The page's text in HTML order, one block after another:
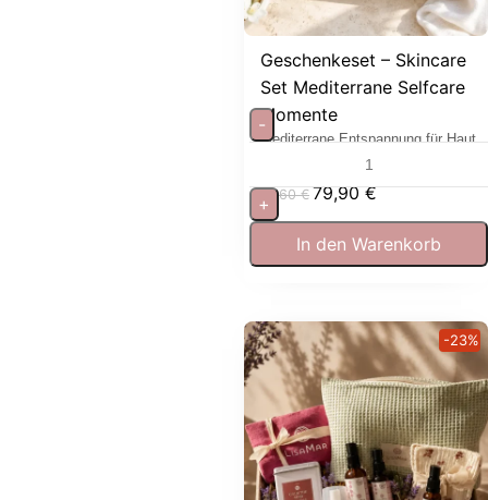
Geschenkeset – Skincare
Set Mediterrane Selfcare
Momente
Mediterrane Entspannung für Haut
97,60€ 79,90€
-
+
In den Warenkorb
-23%